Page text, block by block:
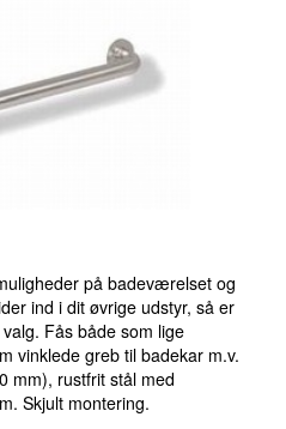
på badeværelset og
ind i dit øvrige udstyr, så er
Fås både som lige
vinklede greb til badekar m.v.
mm), rustfrit stål med
Skjult montering.